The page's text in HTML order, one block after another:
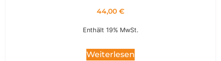
44,00 €
Enthält 19% MwSt.
Weiterlesen